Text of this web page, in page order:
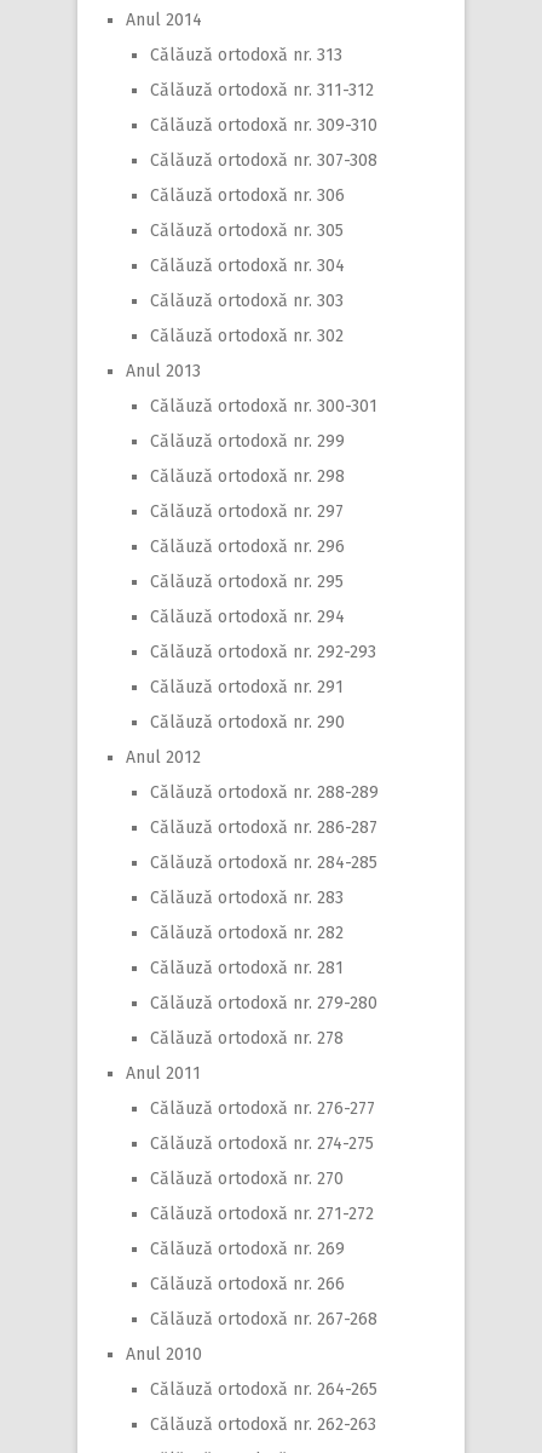
Anul 2014
Călăuză ortodoxă nr. 313
Călăuză ortodoxă nr. 311-312
Călăuză ortodoxă nr. 309-310
Călăuză ortodoxă nr. 307-308
Călăuză ortodoxă nr. 306
Călăuză ortodoxă nr. 305
Călăuză ortodoxă nr. 304
Călăuză ortodoxă nr. 303
Călăuză ortodoxă nr. 302
Anul 2013
Călăuză ortodoxă nr. 300-301
Călăuză ortodoxă nr. 299
Călăuză ortodoxă nr. 298
Călăuză ortodoxă nr. 297
Călăuză ortodoxă nr. 296
Călăuză ortodoxă nr. 295
Călăuză ortodoxă nr. 294
Călăuză ortodoxă nr. 292-293
Călăuză ortodoxă nr. 291
Călăuză ortodoxă nr. 290
Anul 2012
Călăuză ortodoxă nr. 288-289
Călăuză ortodoxă nr. 286-287
Călăuză ortodoxă nr. 284-285
Călăuză ortodoxă nr. 283
Călăuză ortodoxă nr. 282
Călăuză ortodoxă nr. 281
Călăuză ortodoxă nr. 279-280
Călăuză ortodoxă nr. 278
Anul 2011
Călăuză ortodoxă nr. 276-277
Călăuză ortodoxă nr. 274-275
Călăuză ortodoxă nr. 270
Călăuză ortodoxă nr. 271-272
Călăuză ortodoxă nr. 269
Călăuză ortodoxă nr. 266
Călăuză ortodoxă nr. 267-268
Anul 2010
Călăuză ortodoxă nr. 264-265
Călăuză ortodoxă nr. 262-263